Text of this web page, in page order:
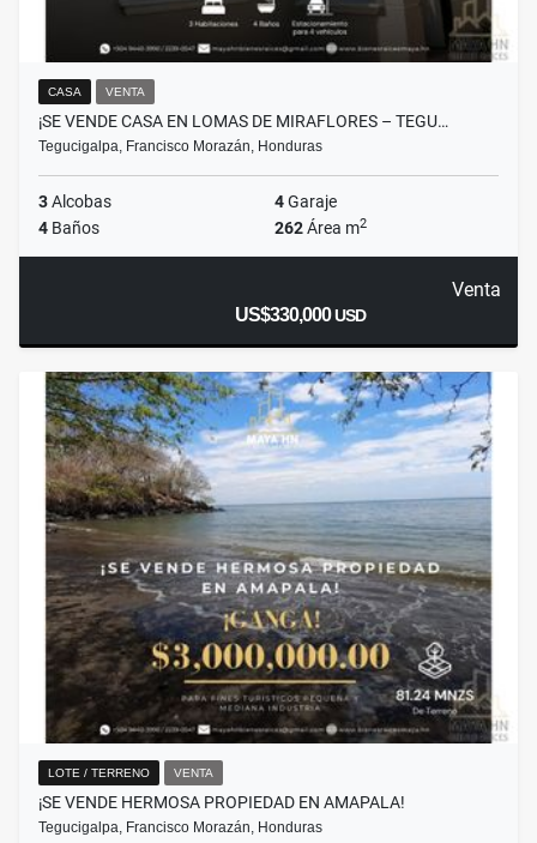
CASA VENTA
¡SE VENDE CASA EN LOMAS DE MIRAFLORES – TEGU…
Tegucigalpa, Francisco Morazán, Honduras
3Alcobas 4Garaje
4 Baños 262Área m2
Venta
US$330,000USD
LOTE / TERRENO VENTA
¡SE VENDE HERMOSA PROPIEDAD EN AMAPALA!
Tegucigalpa, Francisco Morazán, Honduras